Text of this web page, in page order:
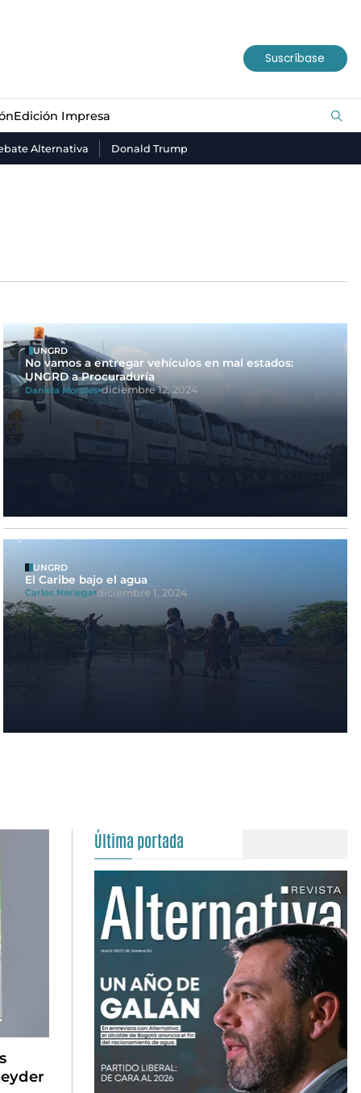
Suscríbase
Edición Impresa
Alternativa Donald Trump
UNGRD
No vamos a entregar vehículos en mal estados:
UNGRD a Procuraduría
Daniela Morales diciembre 12, 2024
UNGRD
El Caribe bajo el agua
Carlos Noriega diciembre 1, 2024
Última portada